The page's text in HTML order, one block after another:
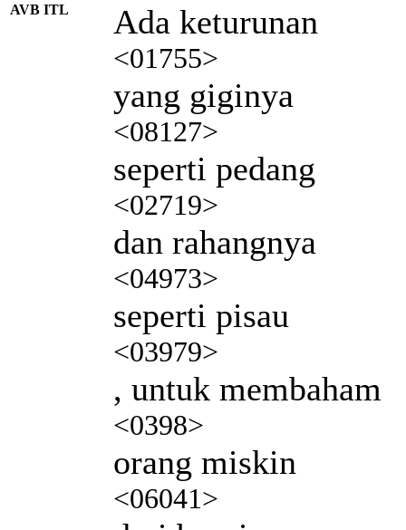
AVB ITL Ada keturunan
<01755>
yang giginya
<08127>
seperti pedang
<02719>
dan rahangnya
<04973>
seperti pisau
<03979>
, untuk membaham
<0398>
orang miskin
<06041>